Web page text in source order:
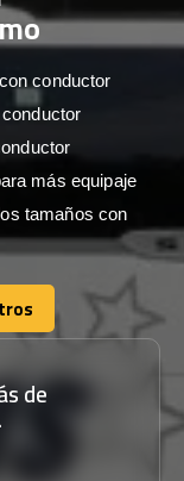
conductor
más equipaje
tamaños con
de